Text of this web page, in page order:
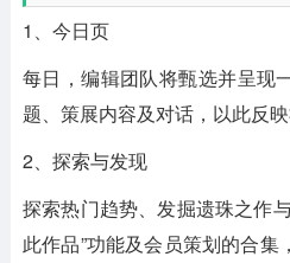
1、今日页
每日，编辑团队将甄选并呈现
题、策展内容及对话，以此反映
2、探索与发现
探索热门趋势、发掘遗珠之作
此作品”功能及会员策划的合